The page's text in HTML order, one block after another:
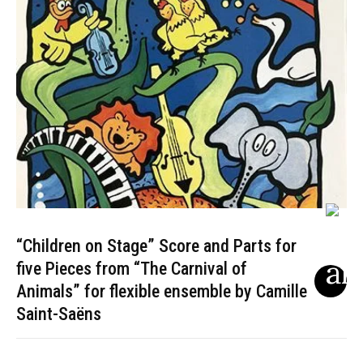
“Children on Stage” Score and Parts for
five Pieces from “The Carnival of
Animals” for flexible ensemble by Camille
Saint-Saëns